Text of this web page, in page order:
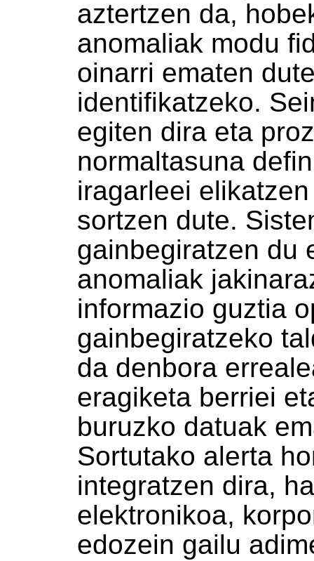
aztertzen da,
anomaliak modu
oinarri ematen
identifikatzeko.
egiten dira eta
normaltasuna
iragarleei
sortzen dute.
gainbegiratzen du
anomaliak
informazio guztia
gainbegiratzeko
da denbora
eragiketa berriei
buruzko datuak
Sortutako alerta
integratzen dira,
elektronikoa,
edozein gailu